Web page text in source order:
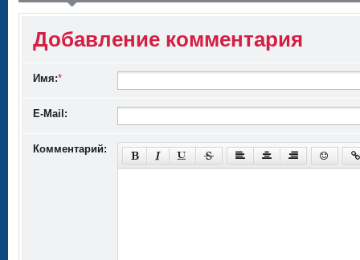
Добавление комментария
Имя:*
E-Mail:
Комментарий: